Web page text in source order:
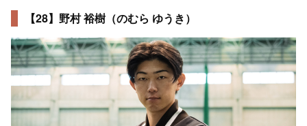
【28】野村 裕樹（のむら ゆうき）